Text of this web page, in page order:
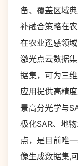
备、覆盖区域
补融合策略在
在农业遥感领
激光点云数据
据集，可为三
应用提供高精
景高分光学与
极化SAR、地
点，是目前唯
像生成数据集,